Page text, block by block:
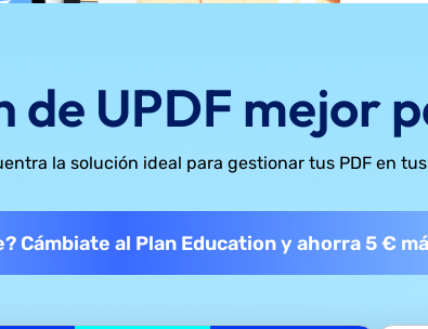
de UPDF mejor
la solución ideal para gestionar tus PDF en
Cámbiate al Plan Education y ahorra 5 €